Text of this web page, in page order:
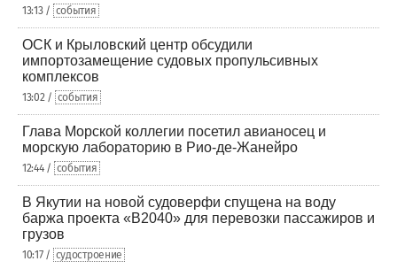
13:13 / события
ОСК и Крыловский центр обсудили
импортозамещение судовых пропульсивных
комплексов
13:02 / события
Глава Морской коллегии посетил авианосец и
морскую лабораторию в Рио-де-Жанейро
12:44 / события
В Якутии на новой судоверфи спущена на воду
баржа проекта «В2040» для перевозки пассажиров и
грузов
10:17 / судостроение